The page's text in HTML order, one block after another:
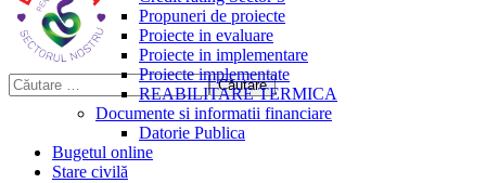
Propuneri de proiecte
Proiecte in evaluare
Proiecte in implementare
Proiecte implementate
REABILITARE TERMICA
Documente si informatii financiare
Datorie Publica
Bugetul online
Stare civilă